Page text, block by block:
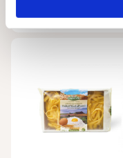
Lägg till i varukorg